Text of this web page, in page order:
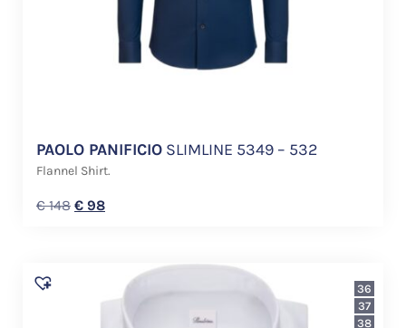
PAOLO PANIFICIO SLIMLINE 5349 – 532
Flannel Shirt.
€148 € 98
36
37
38